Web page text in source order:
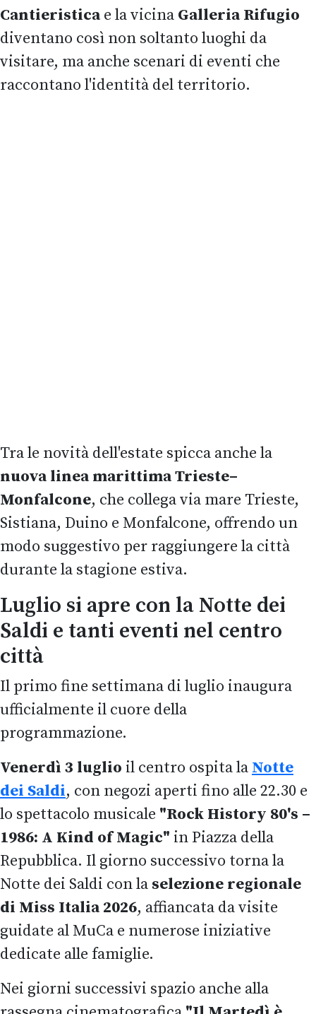
Cantieristicae la vicina Galleria Rifugio
diventano così non soltanto luoghi da
visitare, ma anche scenari di eventi che
raccontano l'identità del territorio.
Tra le novità dell'estate spicca anche la
nuova linea marittima Trieste–
Monfalcone, che collega via mare Trieste,
Sistiana, Duino e Monfalcone, offrendo un
modo suggestivo per raggiungere la città
durante la stagione estiva.
Luglio si apre con la Notte dei
Saldi e tanti eventi nel centro
città
Il primo fine settimana di luglio inaugura
ufficialmente il cuore della
programmazione.
Venerdì 3 luglio il centro ospita la Notte
dei Saldi, con negozi aperti fino alle 22.30 e
lo spettacolo musicale "Rock History 80's –
1986: A Kind of Magic" in Piazza della
Repubblica. Il giorno successivo torna la
Notte dei Saldi con la selezione regionale
di Miss Italia 2026, affiancata da visite
guidate al MuCa e numerose iniziative
dedicate alle famiglie.
Nei giorni successivi spazio anche alla